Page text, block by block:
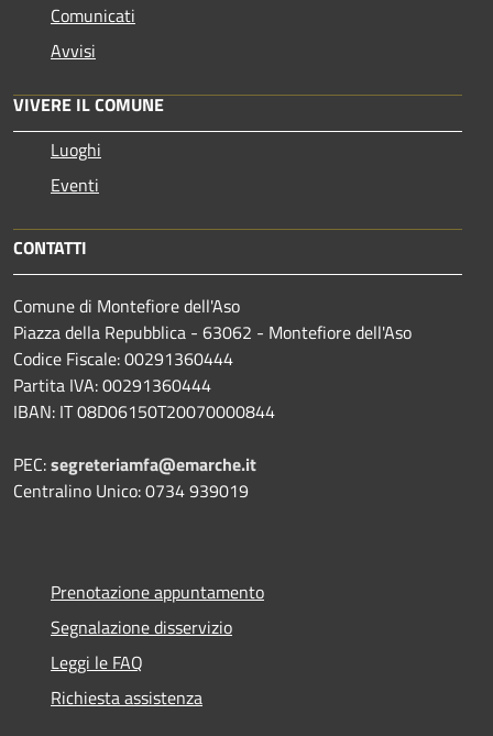
Comunicati
Avvisi
VIVERE IL COMUNE
Luoghi
Eventi
CONTATTI
Comune di Montefiore dell'Aso
Piazza della Repubblica - 63062 - Montefiore dell'Aso
Codice Fiscale: 00291360444
Partita IVA: 00291360444
IBAN: IT 08D06150T20070000844
PEC:segreteriamfa@emarche.it
Centralino Unico: 0734 939019
Prenotazione appuntamento
Segnalazione disservizio
Leggi le FAQ
Richiesta assistenza